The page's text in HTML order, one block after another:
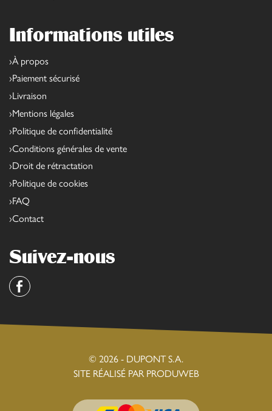
Informations utiles
À propos
Paiement sécurisé
Livraison
Mentions légales
Politique de confidentialité
Conditions générales de vente
Droit de rétractation
Politique de cookies
FAQ
Contact
Suivez-nous
Facebook
© 2026 - DUPONT S.A.
SITE RÉALISÉ PAR PRODUWEB